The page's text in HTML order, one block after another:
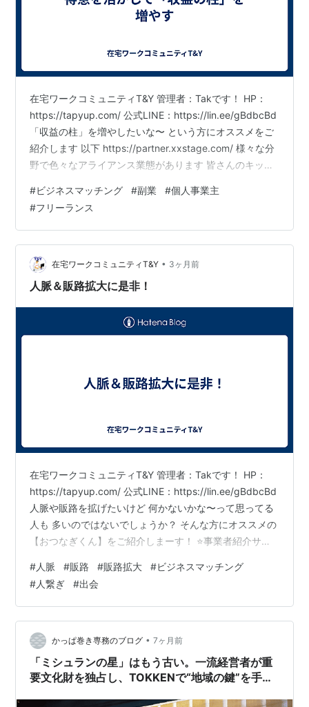
在宅ワークコミュニティT&Y 管理者：Takです！ HP：
https://tapyup.com/ 公式LINE：https://lin.ee/gBdbcBd
「収益の柱」を増やしたいな〜 という方にオススメをご
紹介します 以下 https://partner.xxstage.com/ 様々な分
野で色々なアライアンス業態があります 皆さんのキッカ
なって ご興味ある方は 以下 管理者TakのLINEを友達追加
していただき 【収益の柱】と送信ください！
https://line.me/ti/p/SnjtU_GMTw
#ビジネスマッチング #副業 #個人事業主
#フリーランス
在宅ワークコミュニティT&Y • 3ヶ月前
人脈＆販路拡大に是非！
在宅ワークコミュニティT&Y 管理者：Takです！ HP：
https://tapyup.com/ 公式LINE：https://lin.ee/gBdbcBd
人脈や販路を拡げたいけど 何かないかな〜って思ってる
人も 多いのではないでしょうか？ そんな方にオススメの
【おつなぎくん】をご紹介しまーす！ ⭐️事業者紹介サー
業先を探している方」こんな方におすすめ！🔶完全承認
制で質の高いビジネスマッチングを実現！🔶約1000名の
事業者の中から毎月4️⃣名まで【無料】ご紹介！🔶報酬を
獲得できるアフィリエイト制度あり ✅登録方法①下記の
URLをタップh…
#人脈 #販路 #販路拡大 #ビジネスマッチング
#人繋ぎ #出会
かっぱ巻き専務のブログ • 7ヶ月前
「ミシュランの星」はもう古い。一流経営者が重
要文化財を独占し、TOKKENで“地域の鍵”を手に